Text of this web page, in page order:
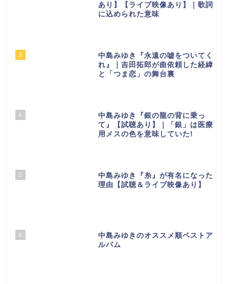
あり】【ライブ映像あり】｜歌詞
に込められた意味
3
中島みゆき『永遠の嘘をついてく
れ』｜吉田拓郎が曲依頼した経緯
と「つま恋」の舞台裏
4
中島みゆき『銀の龍の背に乗っ
て』【試聴あり】｜「銀」は医療
用メスの色を意味していた!
5
中島みゆき『糸』が有名になった
理由【試聴＆ライブ映像あり】
6
中島みゆきのオススメ順ベストア
ルバム